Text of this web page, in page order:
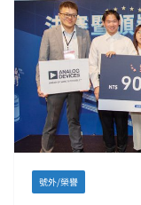
號外/榮譽